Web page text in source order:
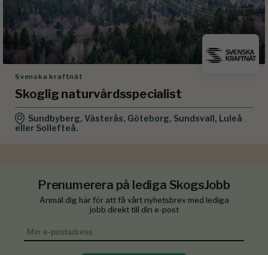
Svenska kraftnät
Skoglig naturvårdsspecialist
Sundbyberg, Västerås, Göteborg, Sundsvall, Luleå
eller Sollefteå.
Prenumerera på lediga SkogsJobb
Anmäl dig här för att få vårt nyhetsbrev med lediga
jobb direkt till din e-post